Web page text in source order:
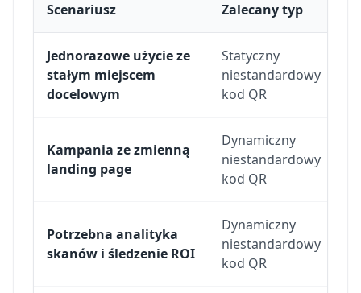
Scenariusz Zalecany typ
Jednorazowe użycie ze
stałym miejscem
docelowym
Statyczny
niestandardowy
kod QR
Kampania ze zmienną
landing page
Dynamiczny
niestandardowy
kod QR
Potrzebna analityka
skanów i śledzenie ROI
Dynamiczny
niestandardowy
kod QR